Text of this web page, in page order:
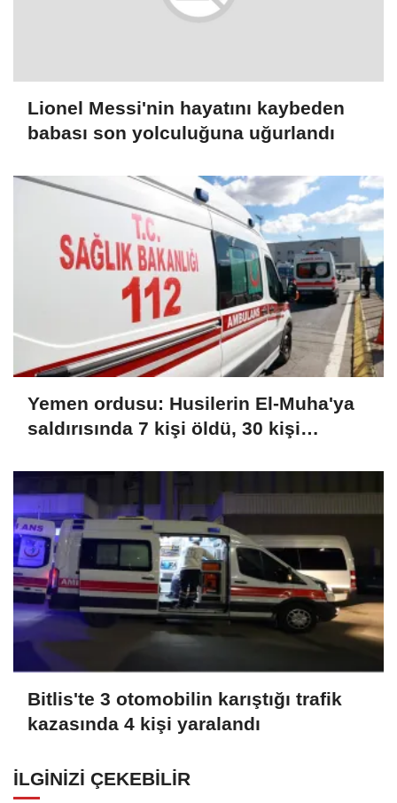
Lionel Messi'nin hayatını kaybeden
babası son yolculuğuna uğurlandı
Yemen ordusu: Husilerin El-Muha'ya
saldırısında 7 kişi öldü, 30 kişi
Bitlis'te 3 otomobilin karıştığı trafik
kazasında 4 kişi yaralandı
İLGINIZI ÇEKEBILIR